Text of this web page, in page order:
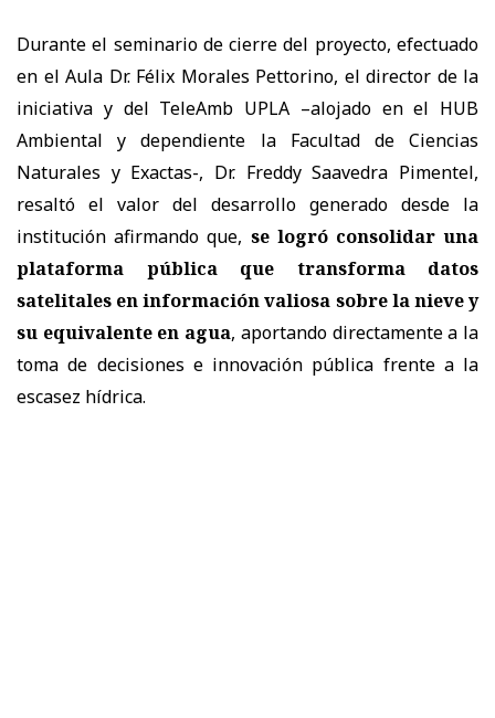
Durante el seminario de cierre del proyecto, efectuado
en el Aula Dr. Félix Morales Pettorino, el director de la
iniciativa y del TeleAmb UPLA –alojado en el HUB
Ambiental y dependiente la Facultad de Ciencias
Naturales y Exactas-, Dr. Freddy Saavedra Pimentel,
resaltó el valor del desarrollo generado desde la
institución afirmando que, se logró consolidar una
plataforma pública que transforma datos
satelitales en información valiosa sobre la nieve y
su equivalente en agua, aportando directamente a la
toma de decisiones e innovación pública frente a la
escasez hídrica.